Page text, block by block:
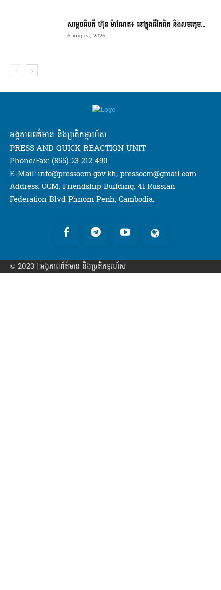
សម្តេចធិបតី ហ៊ុន ម៉ាណែត៖ នៅក្នុងជីវិតពិត និងសមរភូម...
6 August, 2026
អង្គភាពពត៌មាន និងប្រតិកម្មរហ័ស
PRESS AND QUICK REACTION UNIT
Phone/Fax: (855) 23 212 490
E-Mail: info@pressocm.gov.kh, pressocm@gmail.com
Address: OCM, Friendship Building, 41 Russian
Federation Blvd Phnom Penh, Cambodia.
© 2023 | អង្គភាព​ព័ត៌មាន​ និងប្រតិកម្មរហ័ស